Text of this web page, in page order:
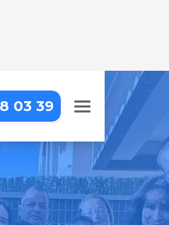
03 39
LIMPEIZA EN
profesional
para que puedas